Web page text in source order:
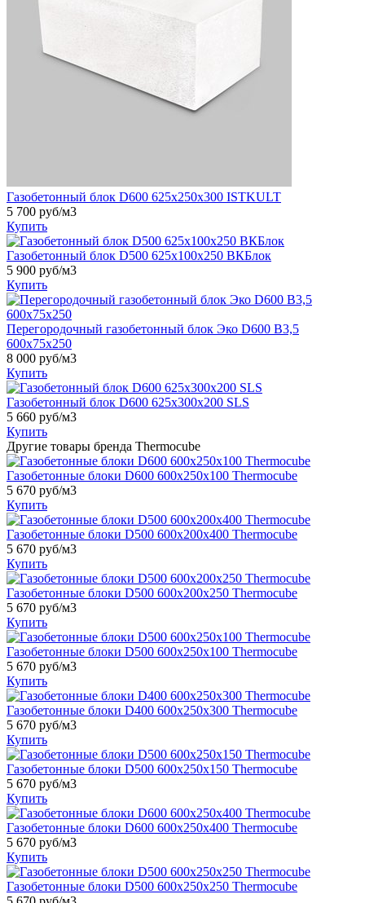
Газобетонный блок D600 625x250x300 ISTKULT
5 700 руб/м3
Купить
Газобетонный блок D500 625x100x250 ВКБлок
5 900 руб/м3
Купить
Перегородочный газобетонный блок Эко D600 B3,5
600x75x250
8 000 руб/м3
Купить
Газобетонный блок D600 625х300х200 SLS
5 660 руб/м3
Купить
Другие товары бренда Thermocube
Газобетонные блоки D600 600х250х100 Thermocube
5 670 руб/м3
Купить
Газобетонные блоки D500 600х200х400 Thermocube
5 670 руб/м3
Купить
Газобетонные блоки D500 600х200х250 Thermocube
5 670 руб/м3
Купить
Газобетонные блоки D500 600х250х100 Thermocube
5 670 руб/м3
Купить
Газобетонные блоки D400 600х250х300 Thermocube
5 670 руб/м3
Купить
Газобетонные блоки D500 600х250х150 Thermocube
5 670 руб/м3
Купить
Газобетонные блоки D600 600х250х400 Thermocube
5 670 руб/м3
Купить
Газобетонные блоки D500 600х250х250 Thermocube